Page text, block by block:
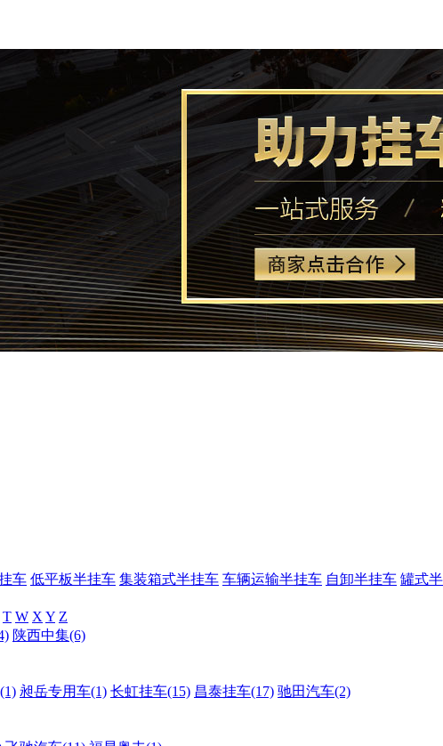
车 低平板半挂车 集装箱式半挂车 车辆运输半挂车 自卸半挂车 罐式
T W XY Z
陕西中集(6)
昶岳专用车(1) 长虹挂车(15) 昌泰挂车(17) 驰田汽车(2)